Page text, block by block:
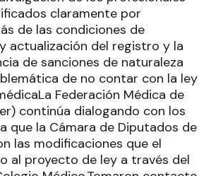
claramente por
de las condiciones de
actualización del registro y la
de sanciones de naturaleza
de no contar con la ley
Federación Médica de
continúa dialogando con los
que la Cámara de Diputados de
las modificaciones que el
al proyecto de ley a través del